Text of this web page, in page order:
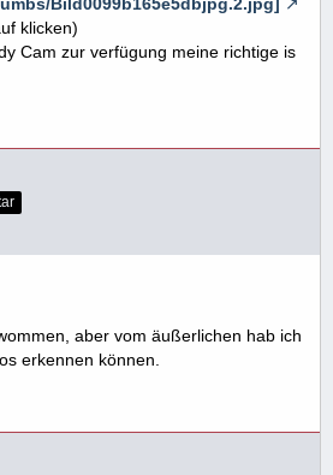
klicken)
Cam zur verfügung meine richtige is
aber vom äußerlichen hab ich
erkennen können.